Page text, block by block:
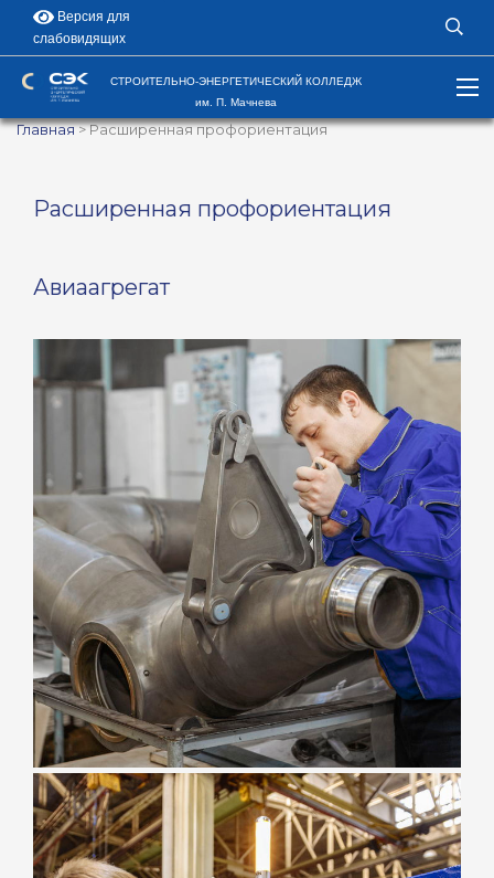
Версия для
слабовидящих
СТРОИТЕЛЬНО-ЭНЕРГЕТИЧЕСКИЙ КОЛЛЕДЖ
им. П. Мачнева
Главная>Расширенная профориентация
Расширенная профориентация
Авиаагрегат